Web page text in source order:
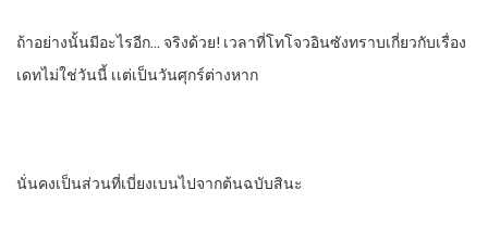
ถ้าอย่างนั้นมีอะไรอีก… จริงด้วย!​ เวลาที่โทโจวอินซังทราบเกี่ยวกับเรื่อง
เดทไม่ใช่วันนี้​ เเต่เป็นวันศุกร์​ต่างหาก
นั่นคงเป็นส่วนที่เบี่ยงเบนไปจากต้นฉบับสินะ